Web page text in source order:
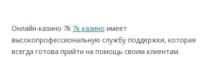
Онлайн-казино 7k 7к казино имеет
высокопрофессиональную службу поддержки, которая
всегда готова прийти на помощь своим клиентам.